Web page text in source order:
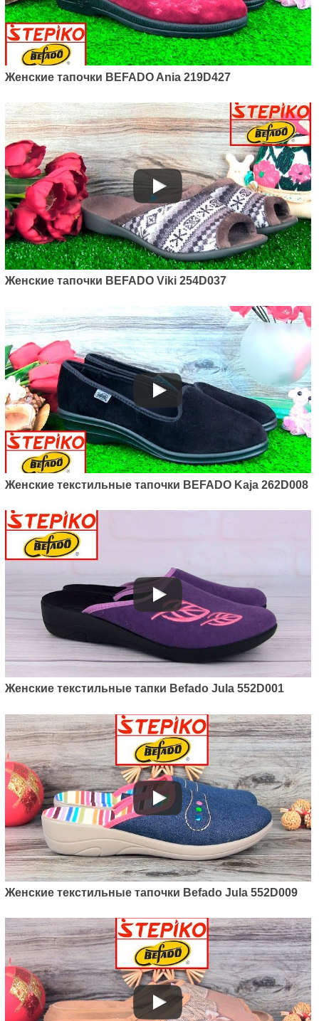
Женские тапочки BEFADO Ania 219D427
Женские тапочки BEFADO Viki 254D037
Женские текстильные тапочки BEFADO Kaja 262D008
Женские текстильные тапки Befado Jula 552D001
Женские текстильные тапочки Befado Jula 552D009